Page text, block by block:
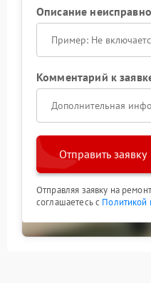
Описание
Комментарий к
Отправить заявку
Отправляя заявку на
соглашаетесь с Политикой